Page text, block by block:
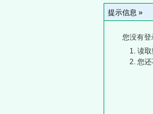
提示信息 »
您没有登
读
您